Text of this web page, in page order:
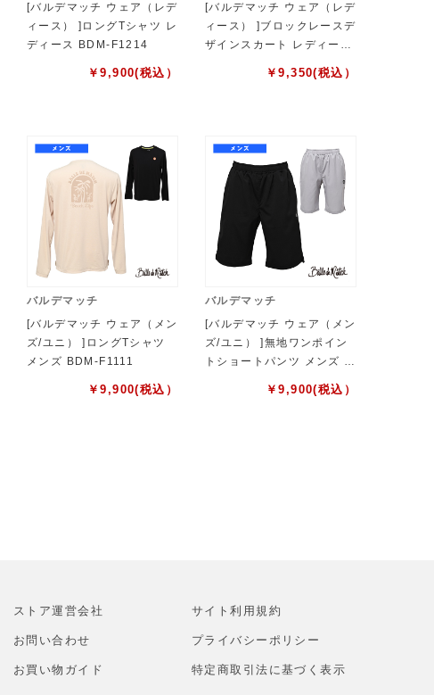
[バルデマッチ ウェア（レデ
ィース） ]ロングTシャツ レ
ディース BDM-F1214
￥9,900(税込）
[バルデマッチ ウェア（レデ
ィース） ]ブロックレースデ
ザインスカート レディース
￥9,350(税込）
バルデマッチ
[バルデマッチ ウェア（メン
ズ/ユニ） ]ロングTシャツ
メンズ BDM-F1111
￥9,900(税込）
バルデマッチ
[バルデマッチ ウェア（メン
ズ/ユニ） ]無地ワンポイン
トショートパンツ メンズ B
￥9,900(税込）
ストア運営会社 サイト利⽤規約
お問い合わせ プライバシーポリシー
お買い物ガイド 特定商取引法に基づく表示